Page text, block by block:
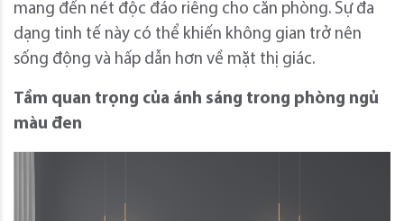
mang đến nét độc đáo riêng cho căn phòng. Sự đa
dạng tinh tế này có thể khiến không gian trở nên
sống động và hấp dẫn hơn về mặt thị giác.
Tầm quan trọng của ánh sáng trong phòng ngủ
màu đen